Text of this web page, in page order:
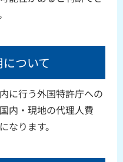
ついて
に行う外国特許庁への
内・現地の代理人費
なります。